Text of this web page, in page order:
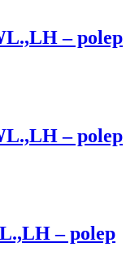
– polep
– polep
– polep